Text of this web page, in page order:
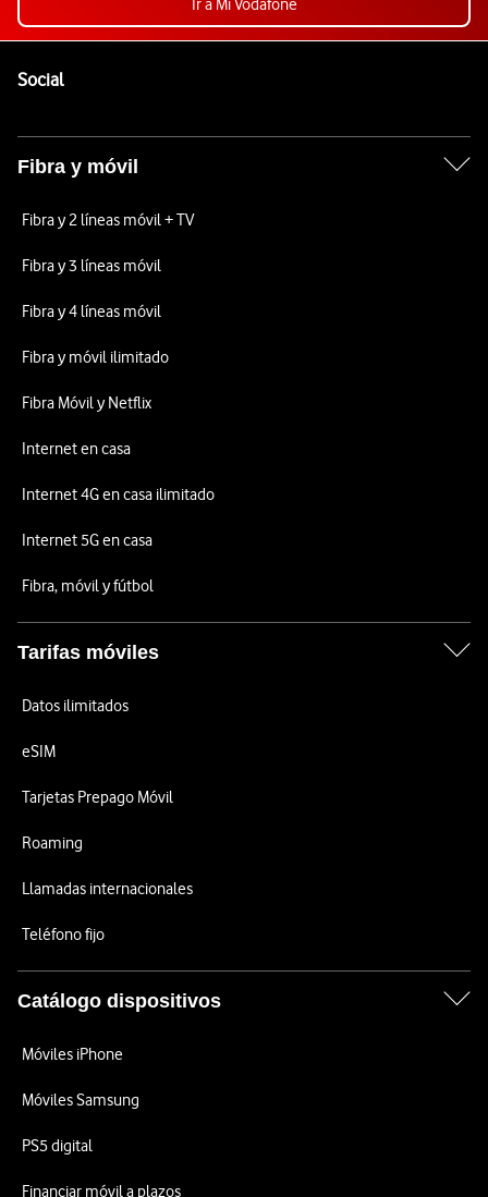
Ir a Mi Vodafone
SocialEnlaces a las redes sociales de Vodafone
Fibra y móvil
Fibra y 2 líneas móvil + TV
Fibra y 3 líneas móvil
Fibra y 4 líneas móvil
Fibra y móvil ilimitado
Fibra Móvil y Netflix
Internet en casa
Internet 4G en casa ilimitado
Internet 5G en casa
Fibra, móvil y fútbol
Tarifas móviles
Datos ilimitados
eSIM
Tarjetas Prepago Móvil
Roaming
Llamadas internacionales
Teléfono fijo
Catálogo dispositivos
Móviles iPhone
Móviles Samsung
PS5 digital
Financiar móvil a plazos